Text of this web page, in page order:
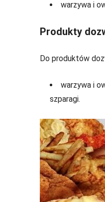
warzywa i
Produkty
Do produktów
warzywa i
szparagi.